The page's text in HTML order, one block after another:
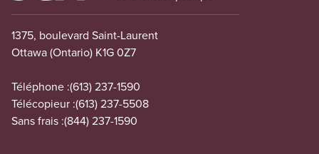
1375, boulevard Saint-Laurent
Ottawa (Ontario) K1G 0Z7
Téléphone :(613) 237-1590
Télécopieur :(613) 237-5508
Sans frais :(844) 237-1590